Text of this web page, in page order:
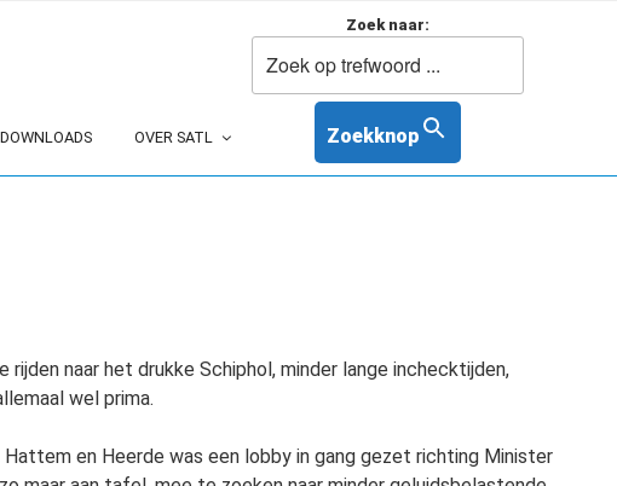
DOWNLOADS OVER SATL
Zoek naar:
Zoekknop
naar het drukke Schiphol, minder lange inchecktijden,
wel prima.
en Heerde was een lobby in gang gezet richting Minister